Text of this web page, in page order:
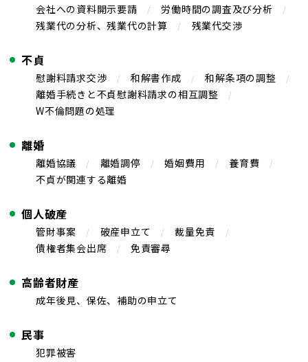
会社への資料開示要請
労働時間の調査及び分析
残業代の分析、残業代の計算
残業代交渉
不貞
慰謝料請求交渉 和解書作成
和解条項の調整
離婚手続きと不貞慰謝料請求の相互調整
W不倫問題の処理
離婚
離婚協議 離婚調停 婚姻費用
養育費
不貞が関連する離婚
個人破産
管財事案 破産申立て
裁量免責
債権者集会出席
免責審尋
高齢者財産
成年後見、保佐、補助の申立て
民事
犯罪被害